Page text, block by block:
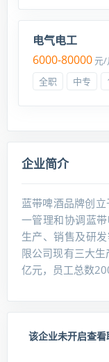
电气电工
6000-80000元/
全职
中专
企业简介
蓝带啤酒品牌创
一管理和协调蓝
生产、销售及研
限公司现有三大
亿元，员工总数
该企业未开启查